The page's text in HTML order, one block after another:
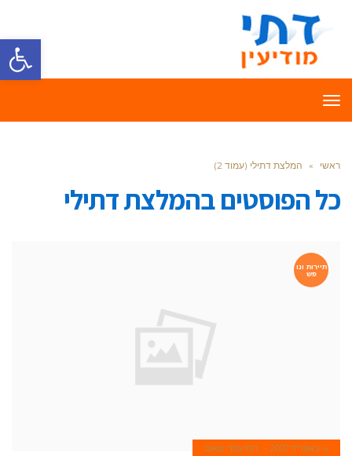
פתח
תפריט
ראשי » המלצת דתילי (עמוד 2)
כל הפוסטים בהמלצת דתילי
תיירות ונו
פש
4 באפריל 2007 רות עפרי טאוב